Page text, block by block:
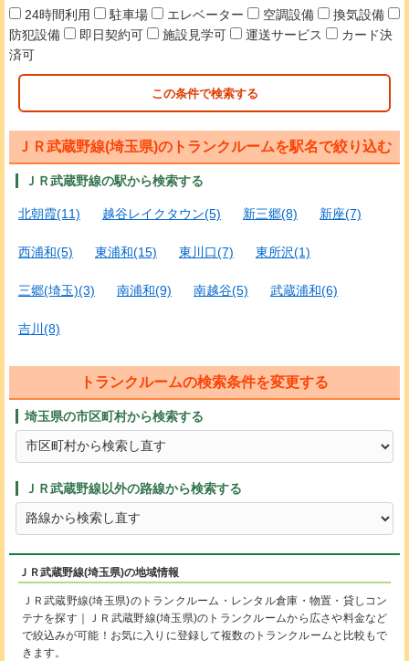
24時間利用
駐車場 エレベーター 空調設備
換気設備
防犯設備
即日契約可 施設見学可 運送サービス
カード決
済可
この条件で検索する
ＪＲ武蔵野線(埼玉県)のトランクルームを駅名で絞り込む
ＪＲ武蔵野線の駅から検索する
北朝霞(11) 越谷レイクタウン(5) 新三郷(8) 新座(7)
西浦和(5) 東浦和(15) 東川口(7) 東所沢(1)
三郷(埼玉)(3) 南浦和(9) 南越谷(5) 武蔵浦和(6)
吉川(8)
トランクルームの検索条件を変更する
埼玉県の市区町村から検索する
ＪＲ武蔵野線以外の路線から検索する
ＪＲ武蔵野線(埼玉県)の地域情報
ＪＲ武蔵野線(埼玉県)のトランクルーム・レンタル倉庫・物置・貸しコン
テナを探す｜ＪＲ武蔵野線(埼玉県)のトランクルームから広さや料金など
で絞込みが可能！お気に入りに登録して複数のトランクルームと比較もで
きます。